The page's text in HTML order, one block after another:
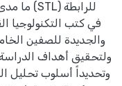
والجديدة للصفين
ولتحقيق أهداف
وتحديداً أسلوب تحليل